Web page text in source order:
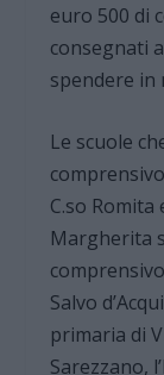
euro 500 di
consegnati
spendere in
Le scuole
C.so Romita
Margherita
Salvo
primaria di
Sarezzano,